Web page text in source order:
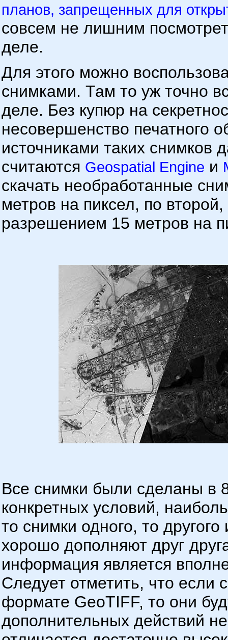
планов, запрещенных для
совсем не лишним
деле.
Для этого можно
снимками. Там то уж точно
деле. Без купюр на
несовершенство печатного
источниками таких снимков
считаются Geospatial Engine и
скачать необработанные
метров на пиксел, по
разрешением 15 метров на
Все снимки были сделаны в
конкретных условий,
то снимки одного, то
хорошо дополняют друг
информация является
Следует отметить, что если
формате GeoTIFF, то они
дополнительных действий